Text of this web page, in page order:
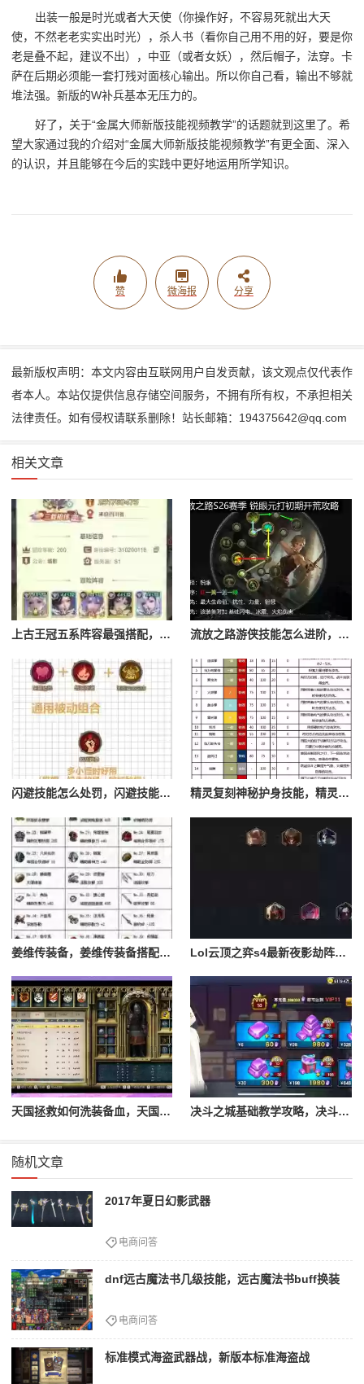
出装一般是时光或者大天使（你操作好，不容易死就出大天
使，不然老老实实出时光），杀人书（看你自己用不用的好，要是你
老是叠不起，建议不出），中亚（或者女妖），然后帽子，法穿。卡
萨在后期必须能一套打残对面核心输出。所以你自己看，输出不够就
堆法强。新版的W补兵基本无压力的。
好了，关于“金属大师新版技能视频教学”的话题就到这里了。希
望大家通过我的介绍对“金属大师新版技能视频教学”有更全面、深入
的认识，并且能够在今后的实践中更好地运用所学知识。
赞 微海报 分享
最新版权声明：本文内容由互联网用户自发贡献，该文观点仅代表作
者本人。本站仅提供信息存储空间服务，不拥有所有权，不承担相关
法律责任。如有侵权请联系删除！站长邮箱：194375642@qq.com
相关文章
上古王冠五系阵容最强搭配，上古王冠五星排行 流放之路游侠技能怎么进阶，流放之路游侠技能怎么进阶的
闪避技能怎么处罚，闪避技能怎么处罚队友 精灵复刻神秘护身技能，精灵复刻攻略
姜维传装备，姜维传装备搭配一览表最新 Lol云顶之弈s4最新夜影劫阵容搭配，云顶之奕夜影劫阵容
天国拯救如何洗装备血，天国拯救怎么洗衣服 决斗之城基础教学攻略，决斗之城教学攻略2111
随机文章
2017年夏日幻影武器
电商问答
dnf远古魔法书几级技能，远古魔法书buff换装
电商问答
标准模式海盗武器战，新版本标准海盗战